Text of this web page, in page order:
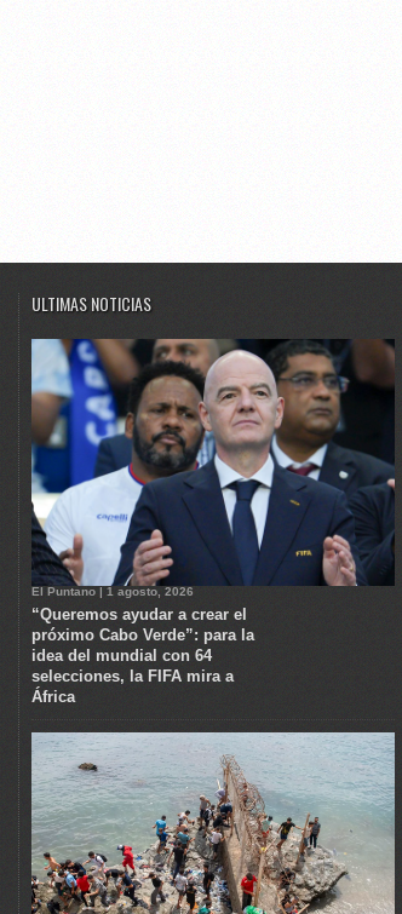
ULTIMAS NOTICIAS
El Puntano | 1 agosto, 2026
“Queremos ayudar a crear el
próximo Cabo Verde”: para la
idea del mundial con 64
selecciones, la FIFA mira a
África